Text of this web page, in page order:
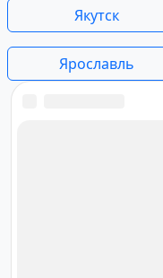
Якутск
Ярославль